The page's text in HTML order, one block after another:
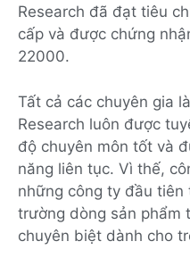
Research đã đạt tiêu
cấp và được chứng
22000.
Tất cả các chuyên gia
Research luôn được
độ chuyên môn tốt và
năng liên tục. Vì thế,
những công ty đầu
trường dòng sản phẩm
chuyên biệt dành cho